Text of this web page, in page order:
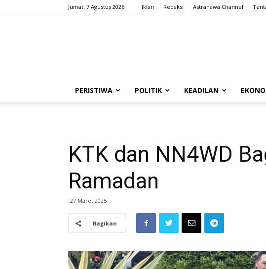
Jumat, 7 Agustus 2026 Iklan Redaksi Astranawa Channel
PERISTIWA POLITIK KEADILAN
KTK dan NN4WD
Ramadan
27 Maret 2025
Bagikan